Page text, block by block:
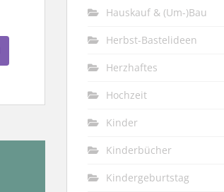
Hauskauf & (Um-)Bau
Herbst-Bastelideen
Herzhaftes
Hochzeit
Kinder
Kinderbücher
Kindergeburtstag